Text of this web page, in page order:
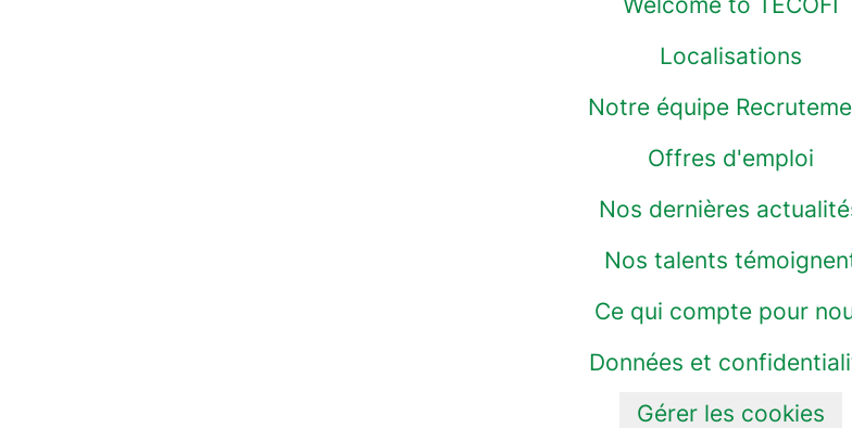
Localisations
Notre équipe
Offres d'emploi
Nos dernières
Nos talents
Ce qui compte pour
Données et
Gérer les cookies